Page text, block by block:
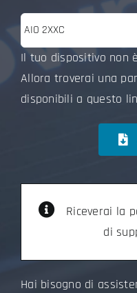
Il tuo dispositivo non
Allora troverai una
disponibili a questo
Riceverai la
di
Hai bisogno di